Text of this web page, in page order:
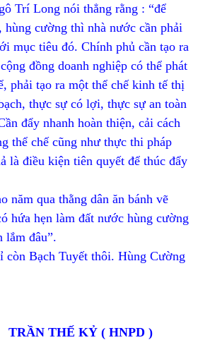
Trí Long nói thẳng rằng : “để
cường thì nhà nước cần phải
mục tiêu đó. Chính phủ cần tạo ra
đồng doanh nghiệp có thể phát
phải tạo ra một thể chế kinh tế thị
thực sự có lợi, thực sự an toàn
đẩy nhanh hoàn thiện, cải cách
thể chế cũng như thực thi pháp
là điều kiện tiên quyết để thúc đẩy
năm qua thằng dân ăn bánh vẽ
hứa hẹn làm đất nước hùng cường
lắm đâu”.
Bạch Tuyết thôi. Hùng Cường
TRẦN THẾ KỶ ( HNPD )